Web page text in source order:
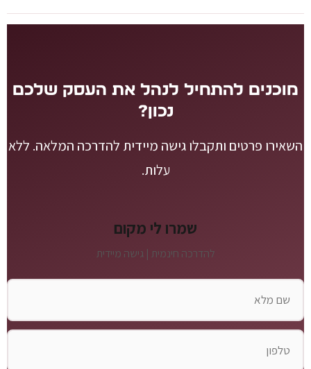
מוכנים להתחיל לנהל את העסק שלכם
נכון?
השאירו פרטים ותקבלו גישה מיידית להדרכה המלאה. ללא
עלות.
שמרו לי מקום
להדרכה חינמית | גישה מיידית